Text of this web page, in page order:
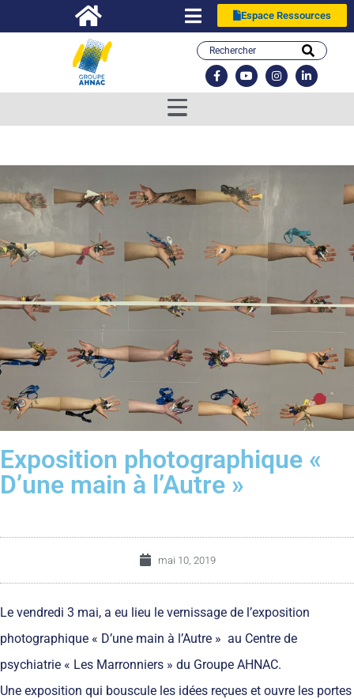
Espace Ressources
Exposition photographique «
D’une main à l’Autre »
mai 10, 2019
Le vendredi 3 mai, a eu lieu le vernissage de l’exposition
photographique « D’une main à l’Autre » au Centre de
psychiatrie « Les Marronniers » du Groupe AHNAC.
Une exposition qui bouscule les idées reçues et ouvre les portes